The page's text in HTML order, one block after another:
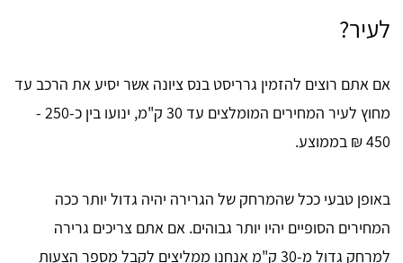
לעיר?
אם אתם רוצים להזמין גרריסט בנס ציונה אשר יסיע את הרכב עד
מחוץ לעיר המחירים המומלצים עד 30 ק"מ, ינועו בין כ-250 -
450 ₪ בממוצע.
באופן טבעי ככל שהמרחק של הגרירה יהיה גדול יותר ככה
המחירים הסופיים יהיו יותר גבוהים. אם אתם צריכים גרירה
למרחק גדול מ-30 ק"מ אנחנו ממליצים לקבל מספר הצעות